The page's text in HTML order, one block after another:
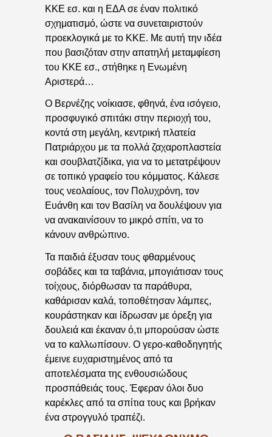
ΚΚΕ εσ. και η ΕΔΑ σε έναν πολιτικό
σχηματισμό, ώστε να συνεταιριστούν
προεκλογικά με το ΚΚΕ. Με αυτή την ιδέα
που βασιζόταν στην απατηλή μεταμφίεση
του ΚΚΕ εσ., στήθηκε η Ενωμένη
Αριστερά…
Ο Βερνέζης νοίκιασε, φθηνά, ένα ισόγειο,
προσφυγικό σπιτάκι στην περιοχή του,
κοντά στη μεγάλη, κεντρική πλατεία
Πατριάρχου με τα πολλά ζαχαροπλαστεία
και σουβλατζίδικα, για να το μετατρέψουν
σε τοπικό γραφείο του κόμματος. Κάλεσε
τους νεολαίους, τον Πολυχρόνη, τον
Ευάνθη και τον Βασίλη να δουλέψουν για
να ανακαινίσουν το μικρό σπίτι, να το
κάνουν ανθρώπινο.
Τα παιδιά έξυσαν τους φθαρμένους
σοβάδες και τα ταβάνια, μπογιάτισαν τους
τοίχους, διόρθωσαν τα παράθυρα,
καθάρισαν καλά, τοποθέτησαν λάμπες,
κουράστηκαν και ίδρωσαν με όρεξη για
δουλειά και έκαναν ό,τι μπορούσαν ώστε
να το καλλωπίσουν. Ο γερο-καθοδηγητής
έμεινε ευχαριστημένος από τα
αποτελέσματα της ενθουσιώδους
προσπάθειάς τους. Έφεραν όλοι δυο
καρέκλες από τα σπίτια τους και βρήκαν
ένα στρογγυλό τραπέζι.